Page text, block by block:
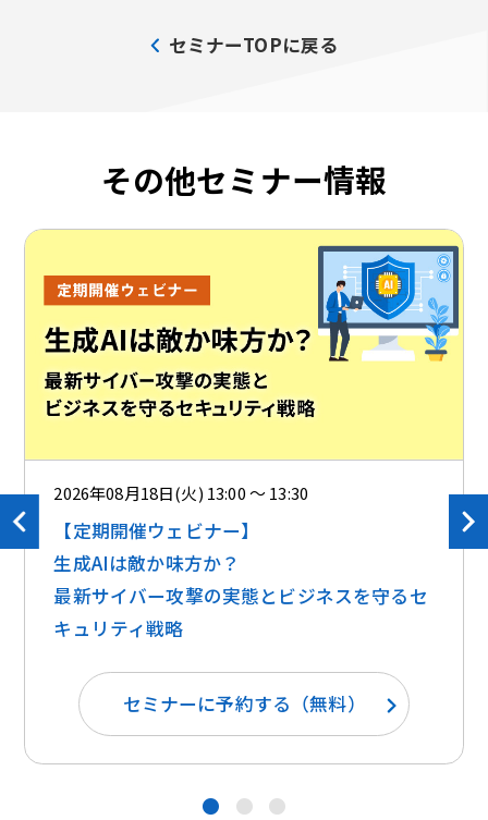
セミナーTOPに戻る
その他セミナー情報
2026年08月18日(火) 13:00 ～ 13:30
【定期開催ウェビナー】
生成AIは敵か味方か？ ​​
最新サイバー攻撃の実態とビジネスを守るセ
キュリティ戦略
セミナーに予約する（無料）
● ● ●